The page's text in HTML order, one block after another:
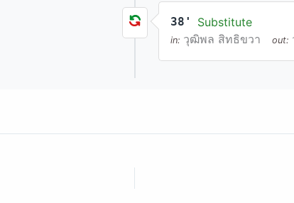
38' Substitute
in: วุฒิพล สิทธิขวา out: